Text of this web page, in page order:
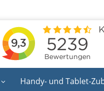
Handy- und Tablet-